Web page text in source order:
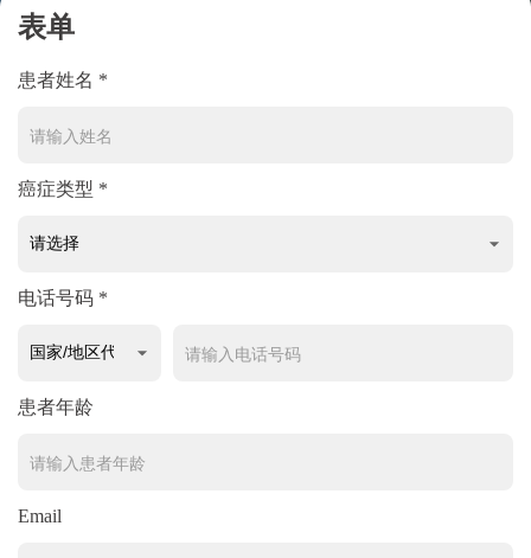
表单
患者姓名 *
癌症类型 *
电话号码 *
患者年龄
Email